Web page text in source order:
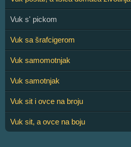
Vuk s' pickom
Vuk sa šrafcigerom
Vuk samomotnjak
Vuk samotnjak
Vuk sit i ovce na broju
Vuk sit, a ovce na boju